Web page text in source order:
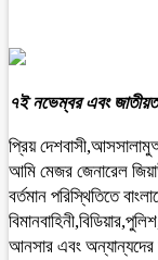
৭ই নভেম্বর এবং
প্রিয়
আমি মেজর জেনারেল
বর্তমান পরিস্থিতিতে
আনসার এবং অন্যান্যদের